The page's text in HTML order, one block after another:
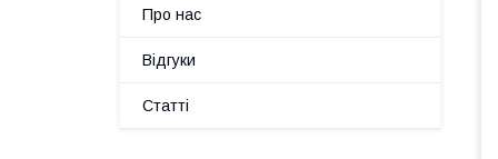
Про нас
Відгуки
Статті